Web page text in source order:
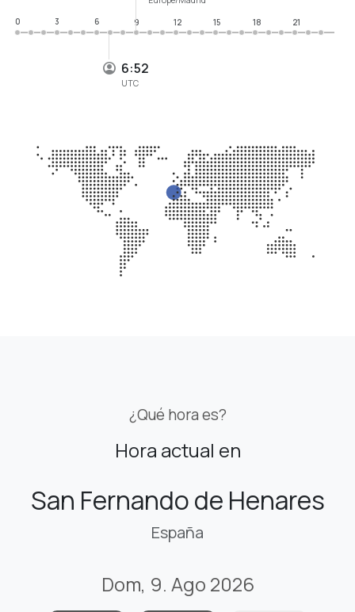
6:52
UTC
0
3 6 9 12 15 18 21
¿Qué hora es?
Hora actual en
San Fernando de Henares
España
Dom, 9. Ago 2026